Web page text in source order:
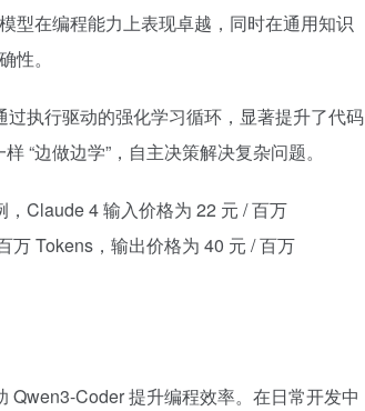
型在编程能力上表现卓越，同时在通用知识
性。​
执行驱动的强化学习循环，显著提升了代码
“边做边学”，自主决策解决复杂问题。​
Claude 4 输入价格为 22 元 / 百万
万 Tokens，输出价格为 40 元 / 百万
Coder 提升编程效率。在日常开发中